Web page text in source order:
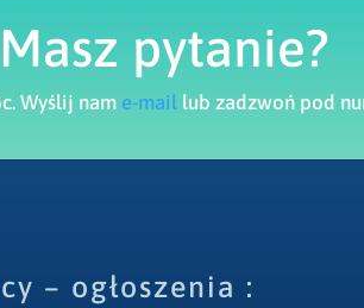
Masz pytanie?
Wyślij nam e-mail lub zadzwoń pod
– ogłoszenia :